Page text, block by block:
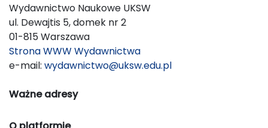
Wydawnictwo Naukowe UKSW
ul. Dewajtis 5, domek nr 2
01-815 Warszawa
Strona WWW Wydawnictwa
e-mail: wydawnictwo@uksw.edu.pl
Ważne adresy